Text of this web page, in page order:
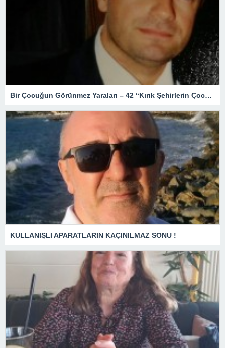
Bir Çocuğun Görünmez Yaraları – 42 “Kırık Şehirlerin Çocukları”
KULLANIŞLI APARATLARIN KAÇINILMAZ SONU !